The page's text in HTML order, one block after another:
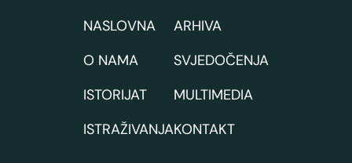
NASLOVNA
O NAMA
ISTORIJAT
ISTRAŽIVANJA
ARHIVA
SVJEDOČENJA
MULTIMEDIA
KONTAKT